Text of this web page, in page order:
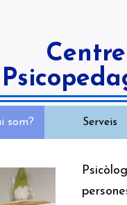
som? Serveis